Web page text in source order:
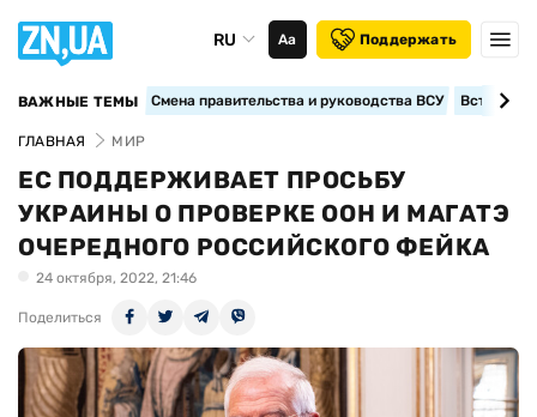
RU Аа Поддержать
ВАЖНЫЕ ТЕМЫ Смена правительства и руководства ВСУ
ГЛАВНАЯ МИР
ЕС ПОДДЕРЖИВАЕТ ПРОСЬБУ
УКРАИНЫ О ПРОВЕРКЕ ООН И МАГАТЭ
ОЧЕРЕДНОГО РОССИЙСКОГО ФЕЙКА
24 октября, 2022, 21:46
Поделиться